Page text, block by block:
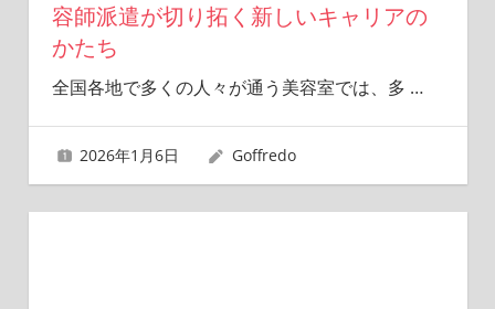
容師派遣が切り拓く新しいキャリアの
かたち
全国各地で多くの人々が通う美容室では、多 …
2026年1月6日 Goffredo